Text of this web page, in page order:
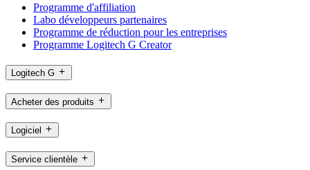
Programme d'affiliation
Labo développeurs partenaires
Programme de réduction pour les entreprises
Programme Logitech G Creator
Logitech G
Acheter des produits
Logiciel
Service clientèle